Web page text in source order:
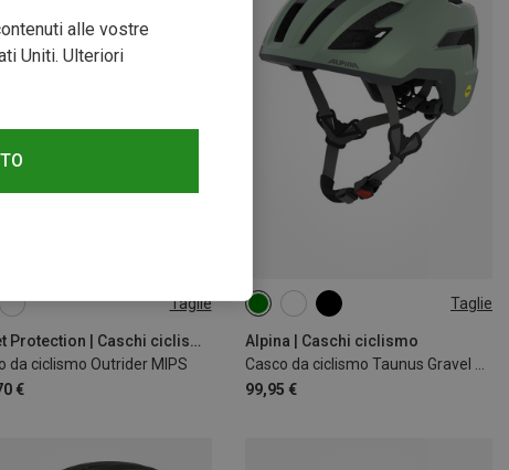
Taglie
Sweet Protection | Caschi ciclismo
da ciclismo Outrider MIPS
€
Taglie
Alpina | Caschi ciclismo
99,95 €
52-56CM
alle vostre
Uniti. Ulteriori